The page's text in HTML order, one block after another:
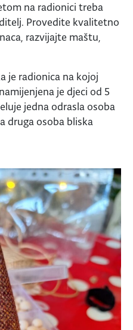
na radionici treba
Provedite kvalitetno
razvijajte maštu,
je radionica na kojoj
je djeci od 5
jedna odrasla osoba
druga osoba bliska